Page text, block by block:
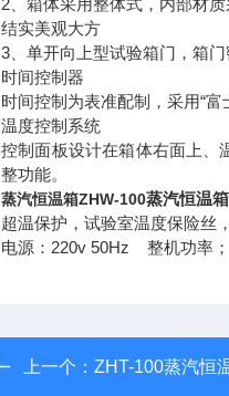
2、箱体采用整体式，内部材
结实美观大方
3、单开向上型试验箱门，箱
时间控制器
时间控制为表准配制，采用“
温度控制系统
控制面板设计在箱体右面上、
整功能。
蒸汽恒温箱ZHW-100蒸汽恒温箱
超温保护，试验室温度保险丝
电源：220v 50Hz 整机功率
上一个： ZHT-100蒸汽恒